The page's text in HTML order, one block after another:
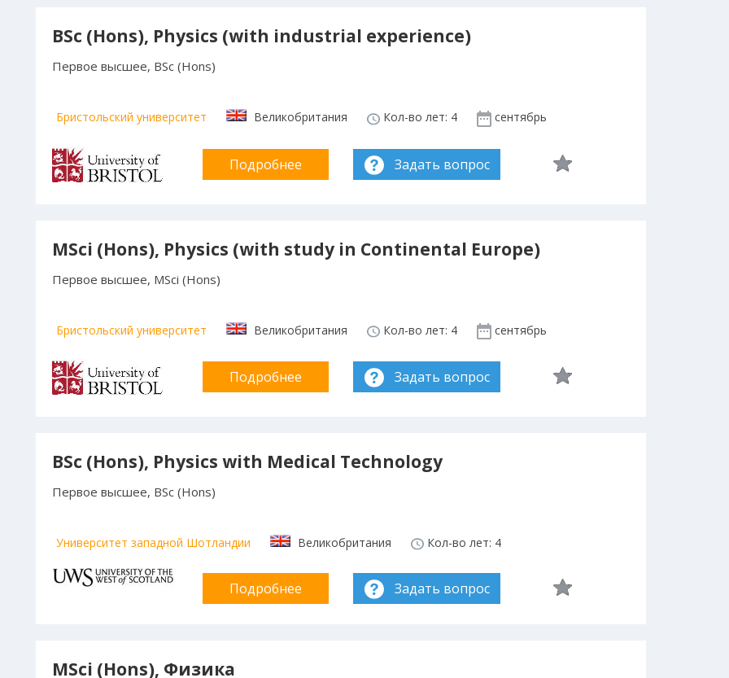
BSc (Hons), Physics (with industrial experience)
Первое высшее, BSc (Hons)
Бристольский университет Великобритания Кол-во лет: 4 сентябрь
Подробнее Задать вопрос
MSci (Hons), Physics (with study in Continental Europe)
Первое высшее, MSci (Hons)
Бристольский университет Великобритания Кол-во лет: 4 сентябрь
Подробнее Задать вопрос
BSc (Hons), Physics with Medical Technology
Первое высшее, BSc (Hons)
Университет западной Шотландии Великобритания Кол-во лет: 4
Подробнее Задать вопрос
MSci (Hons), Физика